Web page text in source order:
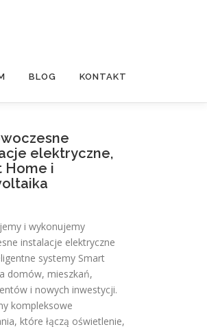
BLOG KONTAKT
elektryczne,
Home i
i wykonujemy
instalacje elektryczne
systemy Smart
domów, mieszkań,
i nowych inwestycji.
kompleksowe
które łączą oświetlenie,